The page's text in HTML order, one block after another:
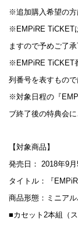
※追加購入希望の方
※EMPiRE TiCKET
ますので予めご了承
※EMPiRE TiCKET
列番号を表すもので
※対象日程の『
ブ終了後の特典会に
【対象商品】
発売日： 2018年9
タイトル：『
商品形態：ミニアル
■カセット2本組（